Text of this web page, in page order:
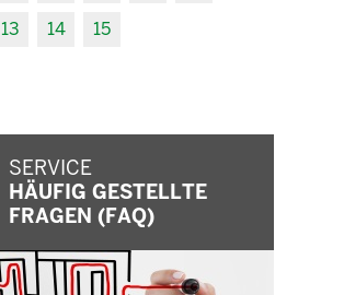
13 14 15
SERVICE
HÄUFIG GESTELLTE
FRAGEN (FAQ)